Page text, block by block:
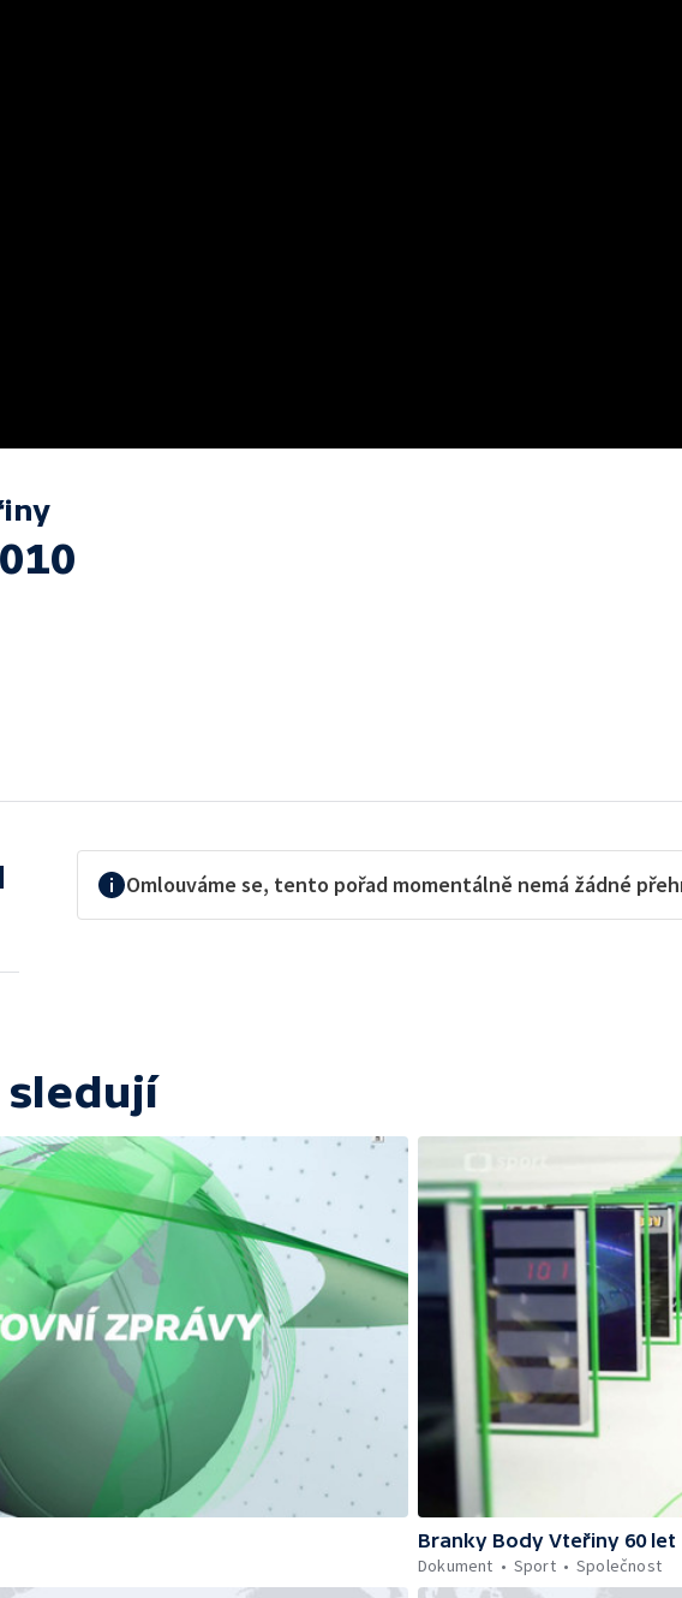
Omlouváme se, tento pořad momentálně nemá žádné
sledují
Branky Body Vteřiny 60 let
Dokument
Sport Společnost